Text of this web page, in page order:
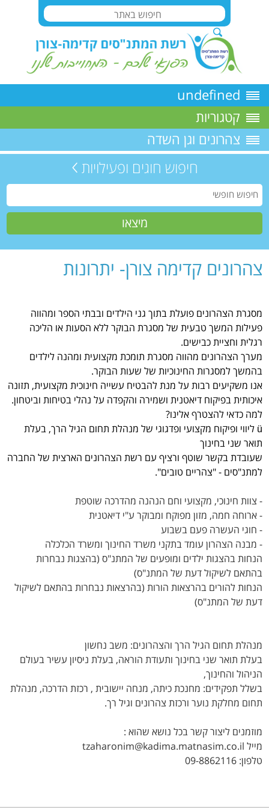
undefined
קטגוריות
צהרונים וגן השדה
חיפוש חוגים ופעילויות
צהרונים קדימה צורן- יתרונות
מסגרת הצהרונים פועלת בתוך גני הילדים ובבתי הספר ומהווה
פעילות המשך טבעית של מסגרת הבוקר ללא הסעות או הליכה
רגלית וחציית כבישים.
מערך הצהרונים מהווה מסגרת תומכת מקצועית ומהנה לילדים
בהמשך למסגרות החינוכיות של שעות הבוקר.
אנו משקיעים רבות על מנת להבטיח עשייה חינוכית מקצועית, תזונה
איכותית בפיקוח דיאטנית ושמירה והקפדה על נהלי בטיחות וביטחון.
למה כדאי להצטרף אלינו?
ü ליווי ופיקוח מקצועי ופדגוגי של מנהלת תחום הגיל הרך, בעלת
תואר שני בחינוך
שעובדת בקשר שוטף ורציף עם רשת הצהרונים הארצית של החברה
למתנ"סים - "צהריים טובים".
- צוות חינוכי, מקצועי וחם הנהנה מהדרכה שוטפת
- ארוחה חמה, מזון מפוקח ומבוקר ע"י דיאטנית
- חוגי העשרה פעם בשבוע
- מבנה הצהרון עומד בתקני משרד החינוך ומשרד הכלכלה
הנחות בהצגות ילדים ומופעים של המתנ"ס (בהצגות נבחרות
בהתאם לשיקול דעת של המתנ"ס)
הנחות להורים בהרצאות הורות (בהרצאות נבחרות בהתאם לשיקול
דעת של המתנ"ס)
מנהלת תחום הגיל הרך והצהרונים: משב נחשון
בעלת תואר שני בחינוך ותעודת הוראה, בעלת ניסיון עשיר בעולם
הניהול והחינוך,
בשלל תפקידים: מחנכת כיתה, מנחה יישובית , רכזת הדרכה, מנהלת
תחום מחלקת נוער ורכזת צהרונים וגיל רך.
מוזמנים ליצור קשר בכל נושא שהוא :
מייל tzaharonim@kadima.matnasim.co.il
טלפון: 09-8862116